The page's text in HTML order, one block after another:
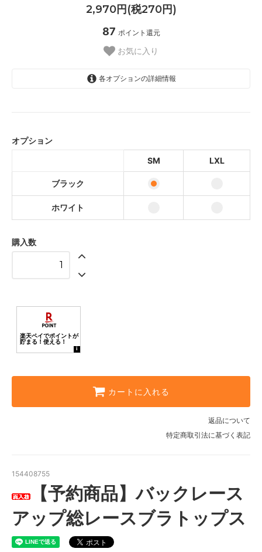
2,970円(税270円)
87 ポイント還元
お気に入り
各オプションの詳細情報
ホワイト
オプション
SM
LXL
ブラック
ホワイト
購入数
カートに入れる
返品について
特定商取引法に基づく表記
154408755
【予約商品】バックレース
アップ総レースブラトップス